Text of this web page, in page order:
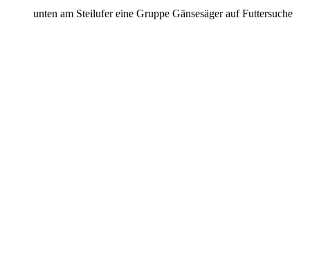
unten am Steilufer eine Gruppe Gänsesäger auf Futtersuche